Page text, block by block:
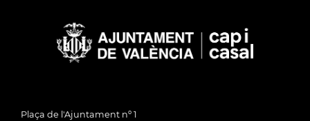
Plaça de l'Ajuntament nº 1